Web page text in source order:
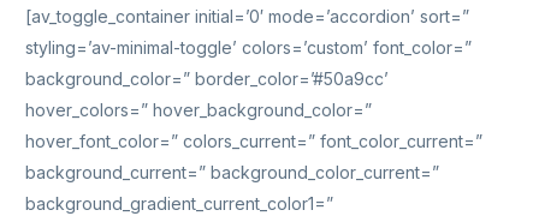
[av_toggle_container initial=’0′ mode=’accordion’ sort=”
styling=’av-minimal-toggle’ colors=’custom’ font_color=”
background_color=” border_color=’#50a9cc’
hover_colors=” hover_background_color=”
hover_font_color=” colors_current=” font_color_current=”
background_current=” background_color_current=”
background_gradient_current_color1=”